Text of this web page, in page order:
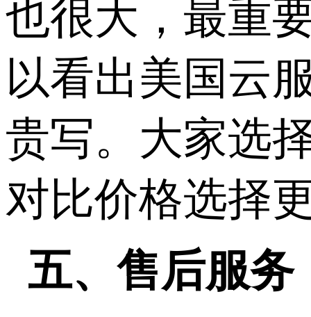
也很大，最重
以看出美国云
贵写。大家选
对比价格选择
五、售后服务